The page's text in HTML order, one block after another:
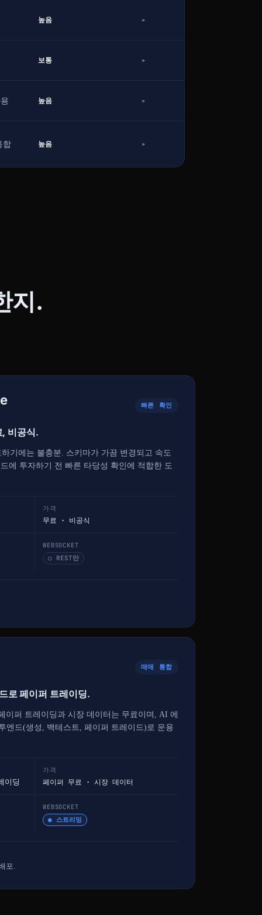
높음 ▸
보통 ▸
높음 ▸
합 높음 ▸
지.
빠른 확인
, 비공식.
기에는 불충분. 스키마가 가끔 변경되고 속도
에 투자하기 전 빠른 타당성 확인에 적합한 도
가격
무료 · 비공식
WEBSOCKET
○ REST만
매매 통합
로 페이퍼 트레이딩.
이퍼 트레이딩과 시장 데이터는 무료이며, AI 에
엔드(생성, 백테스트, 페이퍼 트레이드)로 운용
이딩
가격
페이퍼 무료 · 시장 데이터
WEBSOCKET
● 스트리밍
포.